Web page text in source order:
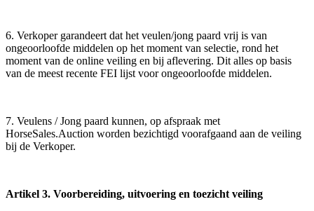
6. Verkoper garandeert dat het veulen/jong paard vrij is van
ongeoorloofde middelen op het moment van selectie, rond het
moment van de online veiling en bij aflevering. Dit alles op basis
van de meest recente FEI lijst voor ongeoorloofde middelen.
7. Veulens / Jong paard kunnen, op afspraak met
HorseSales.Auction worden bezichtigd voorafgaand aan de veiling
bij de Verkoper.
Artikel 3. Voorbereiding, uitvoering en toezicht veiling